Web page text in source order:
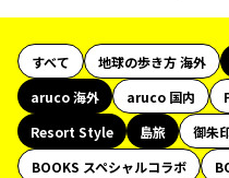
すべて 地球の歩き方 海外
aruco 海外
aruco 国内
Resort Style
島旅 御朱
BOOKS スペシャルコラボ